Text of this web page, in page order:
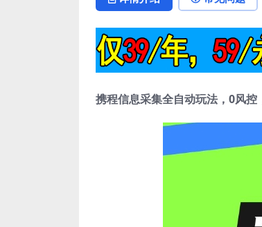
携程信息采集全自动玩法，0风控